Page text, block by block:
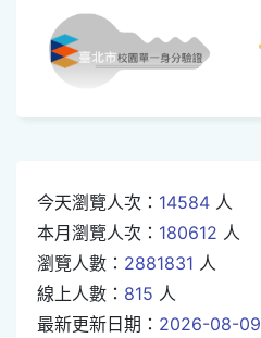
今天瀏覽人次： 14584 人
本月瀏覽人次： 180612 人
瀏覽人數： 2881831 人
線上人數： 815 人
最新更新日期： 2026-08-09